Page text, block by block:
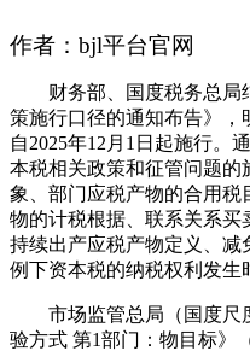
作者：bjl平台官网
财务部、国度税务总局
策施行口径的通知布告》，
自2025年12月1日起施行。
本税相关政策和征管问题
象、部门应税产物的合用
物的计税根据、联系关系买
持续出产应税产物定义、
例下资本税的纳税权利发生
市场监管总局（国度尺
验方式 第1部门：物目标》